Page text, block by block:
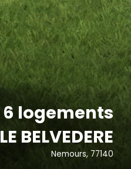
6 logements
LE BELVEDERE
Nemours, 77140